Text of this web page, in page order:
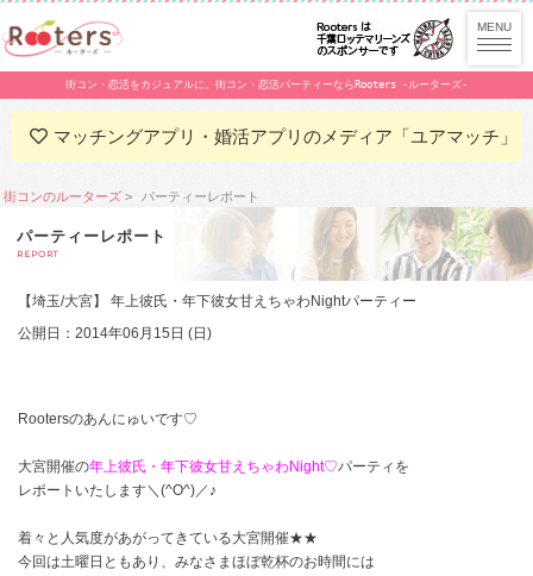
街コン・恋活をカジュアルに。街コン・恋活パーティーならRooters -ルーターズ-
マッチングアプリ・婚活アプリのメディア「ユアマッチ」
街コンのルーターズ パーティーレポート
パーティーレポート
REPORT
【埼玉/大宮】 年上彼氏・年下彼女甘えちゃわNightパーティー
公開日：2014年06月15日 (日)
Rootersのあんにゅいです♡
大宮開催の年上彼氏・年下彼女甘えちゃわNight♡パーティを
レポートいたします＼(^O^)／♪
着々と人気度があがってきている大宮開催★★
今回は土曜日ともあり、みなさまほぼ乾杯のお時間には